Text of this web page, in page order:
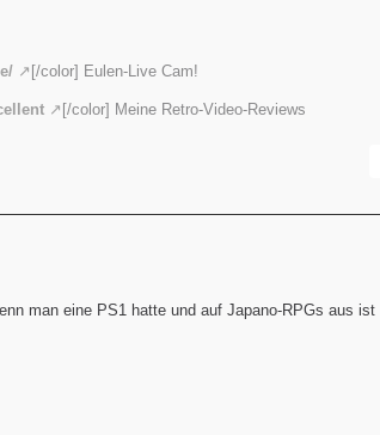
[/color] Eulen-Live Cam!
[/color] Meine Retro-Video-Reviews
man eine PS1 hatte und auf Japano-RPGs aus ist